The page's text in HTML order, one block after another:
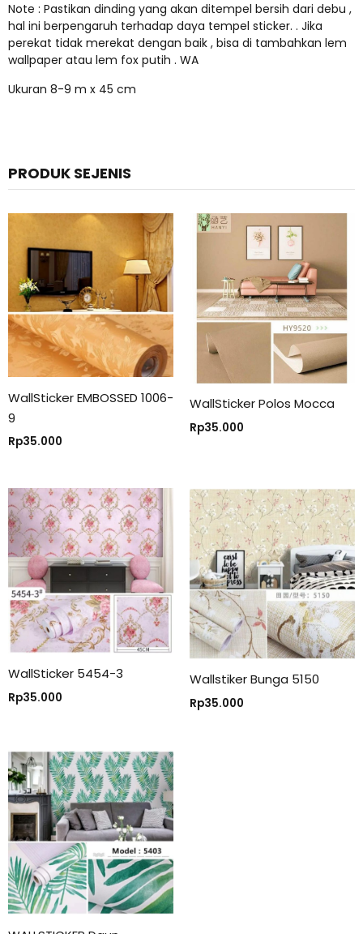
Note : Pastikan dinding yang akan ditempel bersih dari debu ,
hal ini berpengaruh terhadap daya tempel sticker. . Jika
perekat tidak merekat dengan baik , bisa di tambahkan lem
wallpaper atau lem fox putih . WA
Ukuran 8-9 m x 45 cm
PRODUK SEJENIS
WallSticker EMBOSSED 1006-
9
Rp35.000
WallSticker Polos Mocca
Rp35.000
WallSticker 5454-3
Rp35.000
Wallstiker Bunga 5150
Rp35.000